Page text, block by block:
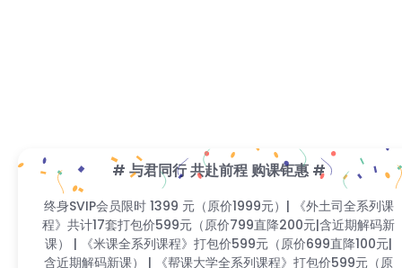
# 与君同行 共赴前程 购课钜惠 #
终身SVIP会员限时 1399 元（原价1999元）| 《外土司全系列课
程》共计17套打包价599元（原价799直降200元|含近期解码新
课） | 《米课全系列课程》打包价599元（原价699直降100元|
含近期解码新课） | 《帮课大学全系列课程》打包价599元（原